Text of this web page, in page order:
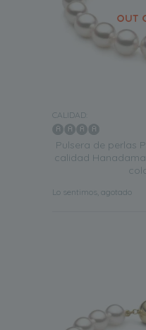
CALIDAD:
Pulsera de perlas
calidad
Lo sentimos, agotado